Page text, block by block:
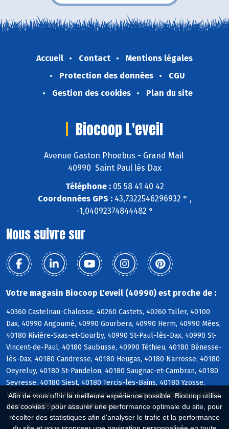
Afin de vous offrir la meilleure expérience possible, Biocoop utilise
des cookies : pour assurer une performance optimale du site, pour
récolter des statistiques afin d'analyser le trafic et la performance
Accueil Contact
Mentions légales
Protection des données
CGU
Gestion des cookies
Plan du site
Biocoop L'eveil
Avenue Gaston Phoebus - Grand Mail
40990 Saint Paul lès Dax
Téléphone :05 58 41 40 42
Coordonnées GPS :43,7322546296932 ° ,
-1,04092374844482 °
Nous suivre sur
Votre magasin Biocoop L'eveil (40990) est proche de :
40360 Castelnau-Chalosse, 40260 Castets, 40260 Taller, 40100
Dax, 40990 Angoumé, 40990 Gourbera, 40990 Herm, 40990 Mées,
40180 Rivière-Saas-et-Gourby, 40990 St-Paul-lès-Dax, 40990 St-
Vincent-de-Paul, 40180 Saubusse, 40990 Téthieu, 40180 Bénesse-
lès-Dax, 40180 Candresse, 40180 Heugas, 40180 Narrosse, 40180
Oeyreluy, 40180 St-Pandelon, 40180 Saugnac-et-Cambran, 40180
Seyresse, 40180 Siest, 40180 Tercis-les-Bains, 40180 Yzosse,
40380 Cassen, 40180 Clermont, 40380 Gamarde-les-Bains, 40180
Garrey, 40380 Gibret, 40180 Goos